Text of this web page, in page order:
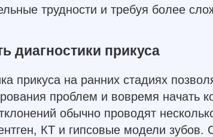
трудности и требуя более
диагностики прикуса
прикуса на ранних стадиях
проблем и вовремя начать
обычно проводят
КТ и гипсовые модели